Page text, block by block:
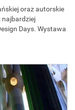
oraz autorskie
najbardziej
Days. Wystawa